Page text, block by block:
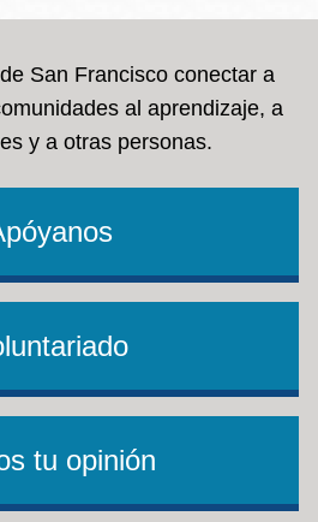
San Francisco conectar a
al aprendizaje, a
y a otras personas.
tu opinión